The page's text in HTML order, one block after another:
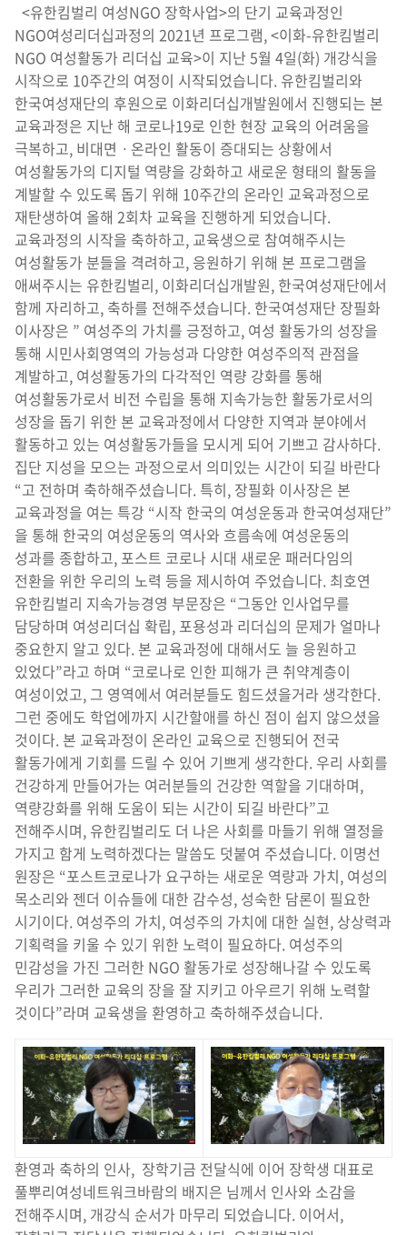
<유한킴벌리 여성NGO 장학사업>의 단기 교육과정인
NGO여성리더십과정의 2021년 프로그램, <이화-유한킴벌리
NGO 여성활동가 리더십 교육>이 지난 5월 4일(화) 개강식을
시작으로 10주간의 여정이 시작되었습니다. 유한킴벌리와
한국여성재단의 후원으로 이화리더십개발원에서 진행되는 본
교육과정은 지난 해 코로나19로 인한 현장 교육의 어려움을
극복하고, 비대면ㆍ온라인 활동이 증대되는 상황에서
여성활동가의 디지털 역량을 강화하고 새로운 형태의 활동을
계발할 수 있도록 돕기 위해 10주간의 온라인 교육과정으로
재탄생하여 올해 2회차 교육을 진행하게 되었습니다.
교육과정의 시작을 축하하고, 교육생으로 참여해주시는
여성활동가 분들을 격려하고, 응원하기 위해 본 프로그램을
애써주시는 유한킴벌리, 이화리더십개발원, 한국여성재단에서
함께 자리하고, 축하를 전해주셨습니다. 한국여성재단 장필화
이사장은 ” 여성주의 가치를 긍정하고, 여성 활동가의 성장을
통해 시민사회영역의 가능성과 다양한 여성주의적 관점을
계발하고, 여성활동가의 다각적인 역량 강화를 통해
여성활동가로서 비전 수립을 통해 지속가능한 활동가로서의
성장을 돕기 위한 본 교육과정에서 다양한 지역과 분야에서
활동하고 있는 여성활동가들을 모시게 되어 기쁘고 감사하다.
집단 지성을 모으는 과정으로서 의미있는 시간이 되길 바란다
“고 전하며 축하해주셨습니다. 특히, 장필화 이사장은 본
교육과정을 여는 특강 “시작 한국의 여성운동과 한국여성재단”
을 통해 한국의 여성운동의 역사와 흐름속에 여성운동의
성과를 종합하고, 포스트 코로나 시대 새로운 패러다임의
전환을 위한 우리의 노력 등을 제시하여 주었습니다. 최호연
유한킴벌리 지속가능경영 부문장은 “그동안 인사업무를
담당하며 여성리더십 확립, 포용성과 리더십의 문제가 얼마나
중요한지 알고 있다. 본 교육과정에 대해서도 늘 응원하고
있었다”라고 하며 “코로나로 인한 피해가 큰 취약계층이
여성이었고, 그 영역에서 여러분들도 힘드셨을거라 생각한다.
그런 중에도 학업에까지 시간할애를 하신 점이 쉽지 않으셨을
것이다. 본 교육과정이 온라인 교육으로 진행되어 전국
활동가에게 기회를 드릴 수 있어 기쁘게 생각한다. 우리 사회를
건강하게 만들어가는 여러분들의 건강한 역할을 기대하며,
역량강화를 위해 도움이 되는 시간이 되길 바란다”고
전해주시며, 유한킴벌리도 더 나은 사회를 마들기 위해 열정을
가지고 함게 노력하겠다는 말씀도 덧붙여 주셨습니다. 이명선
원장은 “포스트코로나가 요구하는 새로운 역량과 가치, 여성의
목소리와 젠더 이슈들에 대한 감수성, 성숙한 담론이 필요한
시기이다. 여성주의 가치, 여성주의 가치에 대한 실현, 상상력과
기획력을 키울 수 있기 위한 노력이 필요하다. 여성주의
민감성을 가진 그러한 NGO 활동가로 성장해나갈 수 있도록
우리가 그러한 교육의 장을 잘 지키고 아우르기 위해 노력할
것이다”라며 교육생을 환영하고 축하해주셨습니다.
환영과 축하의 인사, 장학기금 전달식에 이어 장학생 대표로
풀뿌리여성네트워크바람의 배지은 님께서 인사와 소감을
전해주시며, 개강식 순서가 마무리 되었습니다. 이어서,